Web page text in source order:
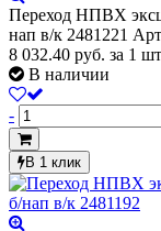
Переход НПВХ
нап в/к 2481221
8 032.40 руб. за 1 шт
В наличии
-
В 1 клик